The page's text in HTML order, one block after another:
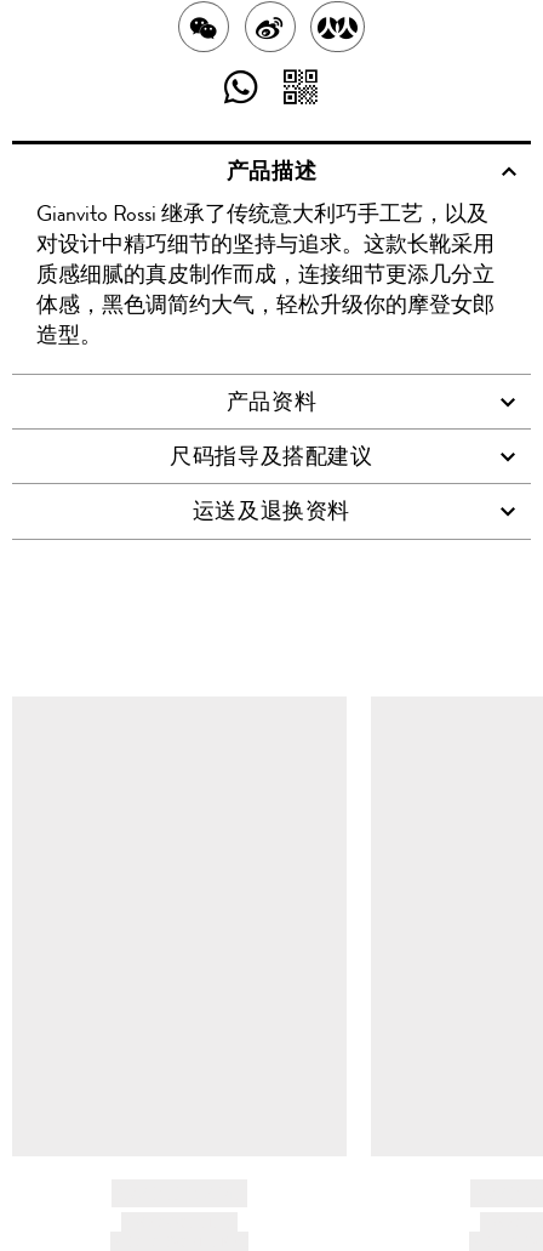
分
享
WECHAT
分
享
WEIBO
分
分
享
至
WHATSAPP
享
维
码
产品描述
Gianvito Rossi 继承了传统意大利巧手工艺，以及
对设计中精巧细节的坚持与追求。这款长靴采用
质感细腻的真皮制作而成，连接细节更添几分立
体感，黑色调简约大气，轻松升级你的摩登女郎
造型。
产品资料
尺码指导及搭配建议
运送及退换资料